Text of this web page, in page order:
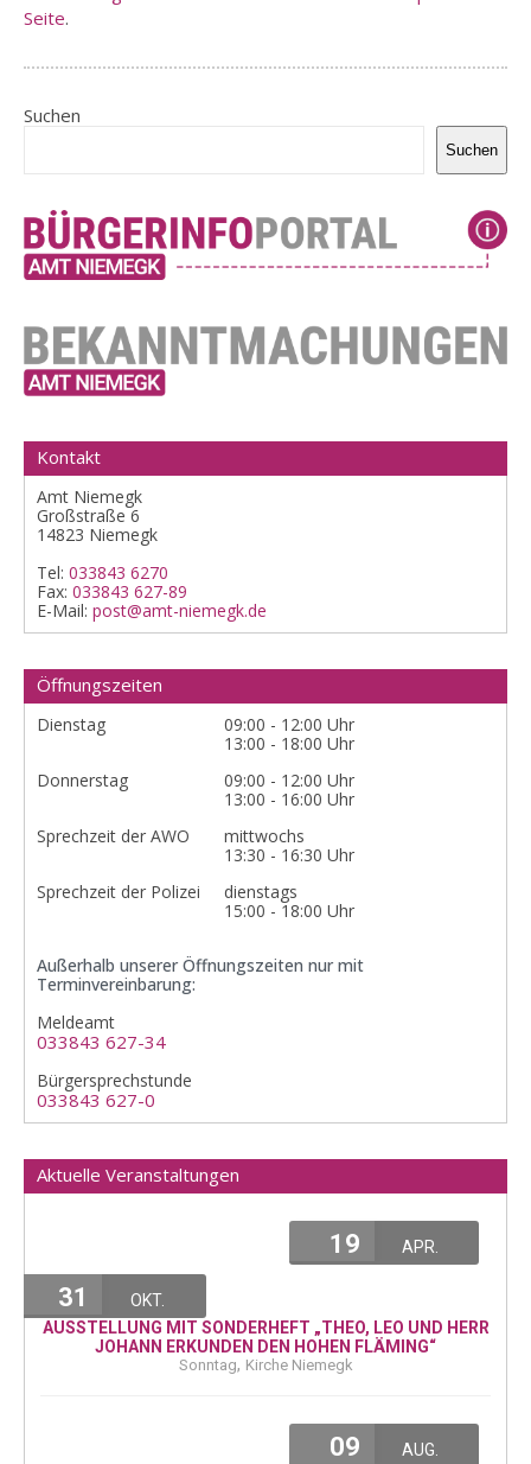
Seite.
Suchen
Suchen
Kontakt
Amt Niemegk
Großstraße 6
14823 Niemegk
Tel: 033843 6270
Fax: 033843 627-89
E-Mail: post@amt-niemegk.de
Öffnungszeiten
Dienstag
09:00 - 12:00 Uhr
13:00 - 18:00 Uhr
Donnerstag
09:00 - 12:00 Uhr
13:00 - 16:00 Uhr
Sprechzeit der AWO
mittwochs
13:30 - 16:30 Uhr
Sprechzeit der Polizei
dienstags
15:00 - 18:00 Uhr
Außerhalb unserer Öffnungszeiten nur mit
Terminvereinbarung:
Meldeamt
033843 627-34
Bürgersprechstunde
033843 627-0
Aktuelle Veranstaltungen
19 APR.
31
OKT.
AUSSTELLUNG MIT SONDERHEFT „THEO, LEO UND HERR
JOHANN ERKUNDEN DEN HOHEN FLÄMING“
Sonntag, Kirche Niemegk
09
AUG.